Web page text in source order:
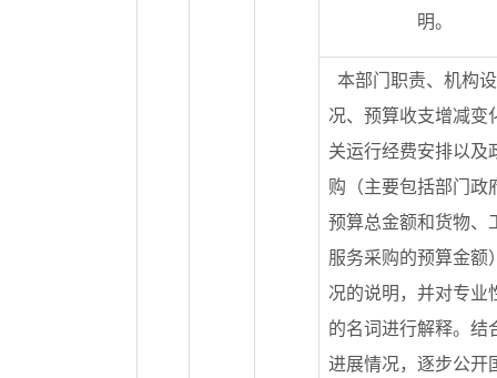
明。
本部门职责、机构
况、预算收支增减变
关运行经费安排以及
购（主要包括部门政
预算总金额和货物、
服务采购的预算金额
况的说明，并对专业
的名词进行解释。结
进展情况，逐步公开